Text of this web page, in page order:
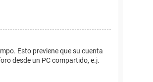
Esto previene que su cuenta
desde un PC compartido, e.j.